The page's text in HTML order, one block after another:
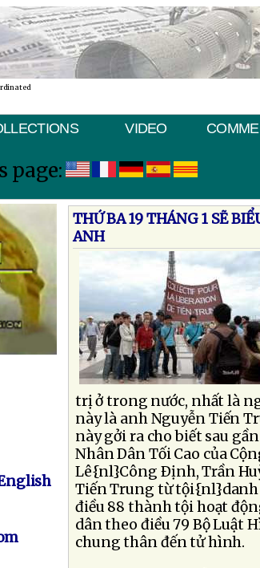
VIDEO
page:
THỨ BA 19 THÁNG 1 SẼ
ANH
trị ở trong nước, nhất là
này là anh Nguyễn Tiến
này gởi ra cho biết sau
Nhân Dân Tối Cao của
Lê{nl}Công Ðịnh, Trần
Tiến Trung từ tội{nl}danh
điều 88 thành tội hoạt
dân theo điều 79 Bộ Luật
chung thân đến tử hình.